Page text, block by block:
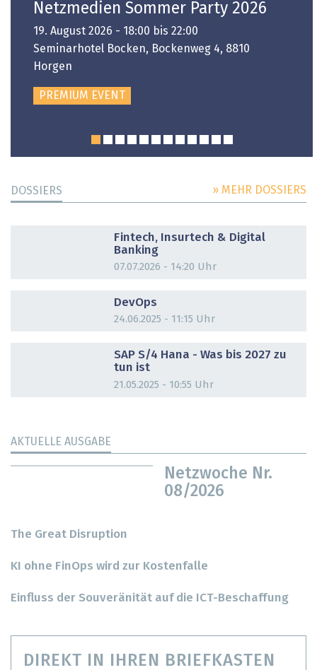
Netzmedien Sommer Party 2026
19. August 2026 - 18:00 bis 22:00
Seminarhotel Bocken, Bockenweg 4, 8810
Horgen
PREMIUM EVENT
DOSSIERS » MEHR DOSSIERS
Fintech, Insurtech & Digital
Banking
07.07.2026 - 14:20 Uhr
DevOps
24.06.2025 - 11:15 Uhr
SAP S/4 Hana - Was bis 2027 zu
tun ist
21.05.2025 - 10:55 Uhr
AKTUELLE AUSGABE
Netzwoche Nr.
08/2026
The Great Disruption
KI ohne FinOps wird zur Kostenfalle
Einfluss der Souveränität auf die ICT-Beschaffung
DIREKT IN IHREN BRIEFKASTEN